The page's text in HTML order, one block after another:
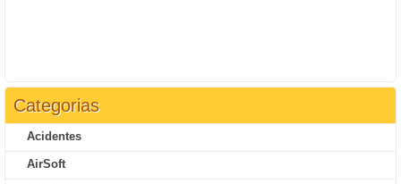
Categorias
Acidentes
AirSoft